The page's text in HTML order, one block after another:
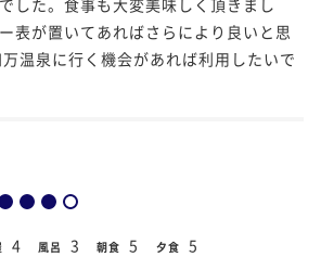
表が置いてあればさらにより良いと思
温泉に行く機会があれば利用したいで
4 風呂 3 朝食 5 夕食 5